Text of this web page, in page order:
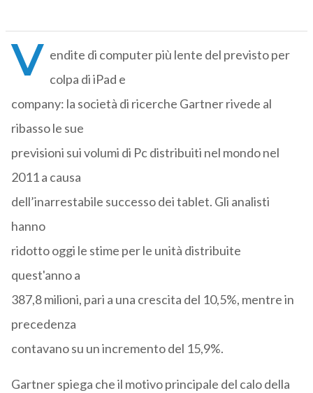
V endite di computer più lente del previsto per
colpa di iPad e
company: la società di ricerche Gartner rivede al
ribasso le sue
previsioni sui volumi di Pc distribuiti nel mondo nel
2011 a causa
dell’inarrestabile successo dei tablet. Gli analisti
hanno
ridotto oggi le stime per le unità distribuite
quest'anno a
387,8 milioni, pari a una crescita del 10,5%, mentre in
precedenza
contavano su un incremento del 15,9%.
Gartner spiega che il motivo principale del calo della